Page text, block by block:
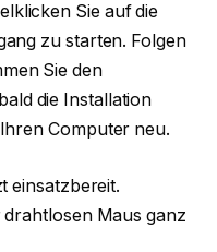
Sie auf die
zu starten. Folgen
Sie den
die Installation
Computer neu.
einsatzbereit.
drahtlosen Maus ganz